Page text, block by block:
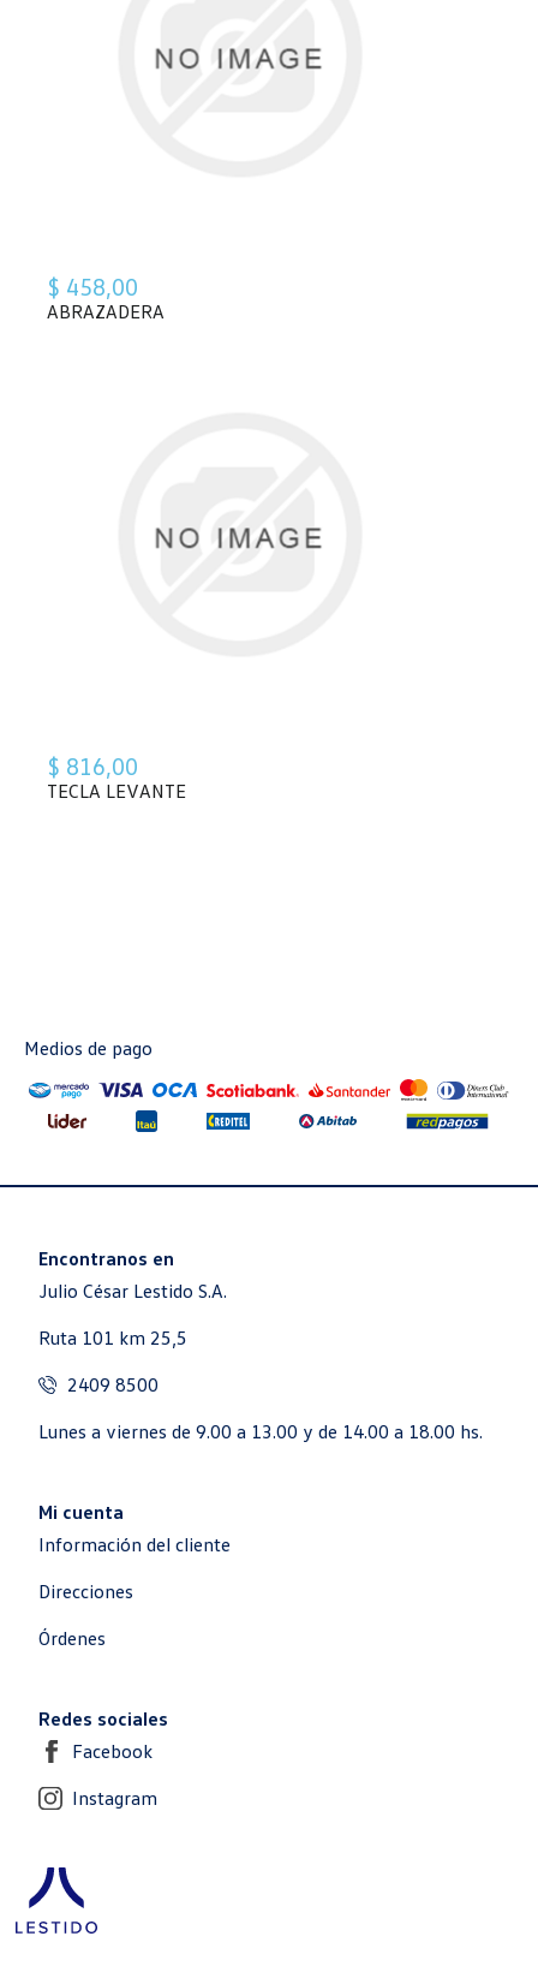
$ 458,00
ABRAZADERA
$ 816,00
TECLA LEVANTE
Medios de pago
Encontranos en
Julio César Lestido S.A.
Ruta 101 km 25,5
2409 8500
Lunes a viernes de 9.00 a 13.00 y de 14.00 a 18.00 hs.
Mi cuenta
Información del cliente
Direcciones
Órdenes
Redes sociales
Facebook
Instagram